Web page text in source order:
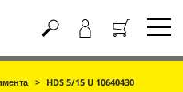
HDS 5/15 U 10640430